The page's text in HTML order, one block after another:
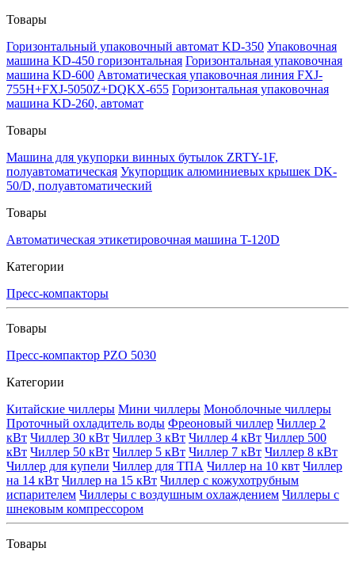
Товары
Горизонтальный упаковочный автомат KD-350 Упаковочная
машина KD-450 горизонтальная Горизонтальная упаковочная
машина KD-600 Автоматическая упаковочная линия FXJ-
755H+FXJ-5050Z+DQKX-655 Горизонтальная упаковочная
машина KD-260, автомат
Товары
Машина для укупорки винных бутылок ZRTY-1F,
полуавтоматическая Укупорщик алюминиевых крышек DK-
50/D, полуавтоматический
Товары
Автоматическая этикетировочная машина T-120D
Категории
Пресс-компакторы
Товары
Пресс-компактор PZO 5030
Категории
Китайские чиллеры Мини чиллеры Моноблочные чиллеры
Проточный охладитель воды Фреоновый чиллер Чиллер 2
кВт Чиллер 30 кВт Чиллер 3 кВт Чиллер 4 кВт Чиллер 500
кВт Чиллер 50 кВт Чиллер 5 кВт Чиллер 7 кВт Чиллер 8 кВт
Чиллер для купели Чиллер для ТПА Чиллер на 10 квт Чиллер
на 14 кВт Чиллер на 15 кВт Чиллер с кожухотрубным
испарителем Чиллеры с воздушным охлаждением Чиллеры с
шнековым компрессором
Товары